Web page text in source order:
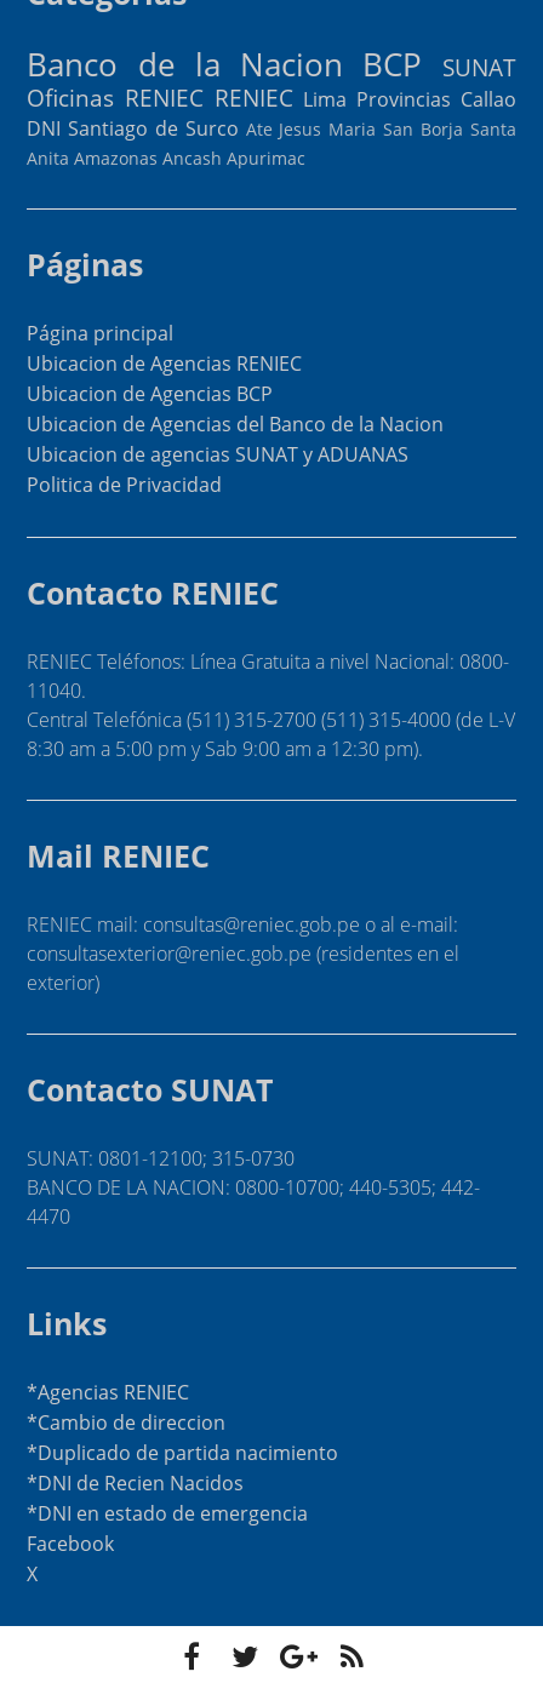
Banco de la Nacion BCP
SUNAT
Oficinas RENIEC RENIEC Lima Provincias Callao
DNI Santiago de Surco Ate Jesus Maria San Borja Santa
Anita Amazonas Ancash Apurimac
Páginas
Página principal
Ubicacion de Agencias RENIEC
Ubicacion de Agencias BCP
Ubicacion de Agencias del Banco de la Nacion
Ubicacion de agencias SUNAT y ADUANAS
Politica de Privacidad
Contacto RENIEC
RENIEC Teléfonos: Línea Gratuita a nivel Nacional: 0800-
11040.
Central Telefónica (511) 315-2700 (511) 315-4000 (de L-V
8:30 am a 5:00 pm y Sab 9:00 am a 12:30 pm).
Mail RENIEC
RENIEC mail: consultas@reniec.gob.pe o al e-mail:
consultasexterior@reniec.gob.pe (residentes en el
exterior)
Contacto SUNAT
SUNAT: 0801-12100; 315-0730
BANCO DE LA NACION: 0800-10700; 440-5305; 442-
4470
Links
*Agencias RENIEC
*Cambio de direccion
*Duplicado de partida nacimiento
*DNI de Recien Nacidos
*DNI en estado de emergencia
Facebook
X
G